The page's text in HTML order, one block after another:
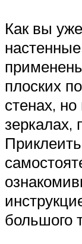
Как вы
плоских
стенах,
зеркалах,
большого